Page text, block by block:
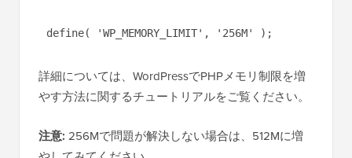
define( 'WP_MEMORY_LIMIT', '256M' );
詳細については、WordPressでPHPメモリ制限を増
やす方法に関するチュートリアルをご覧ください。
注意: 256Mで問題が解決しない場合は、512Mに増